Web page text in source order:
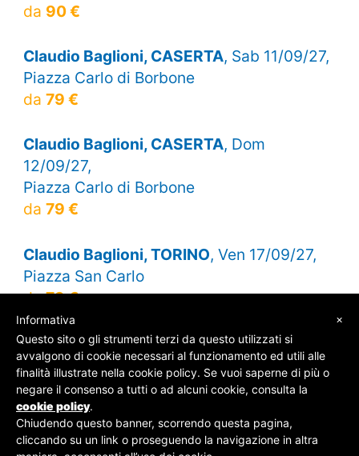
da 90 €
Claudio Baglioni, CASERTA, Sab 11/09/27,
Piazza Carlo di Borbone
da 79 €
Claudio Baglioni, CASERTA, Dom
12/09/27,
Piazza Carlo di Borbone
da 79 €
Claudio Baglioni, TORINO, Ven 17/09/27,
Piazza San Carlo
da79 €
© SOS Biglietti - P.Iva 09162100961 -Chi Siamo
Contatti-Privacy Policy
×
Informativa
Questo sito o gli strumenti terzi da questo utilizzati si
avvalgono di cookie necessari al funzionamento ed utili alle
finalità illustrate nella cookie policy. Se vuoi saperne di più o
negare il consenso a tutti o ad alcuni cookie, consulta la
cookie policy.
Chiudendo questo banner, scorrendo questa pagina,
cliccando su un link o proseguendo la navigazione in altra